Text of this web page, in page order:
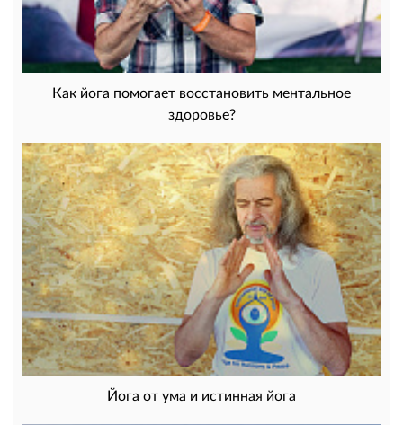
Как йога помогает восстановить ментальное
здоровье?
Йога от ума и истинная йога